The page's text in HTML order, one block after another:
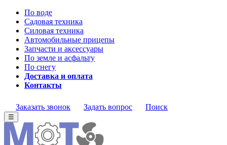
По воде
Садовая техника
Силовая техника
Автомобильные прицепы
Запчасти и аксессуары
По земле и асфальту
По снегу
Доставка и оплата
Контакты
Заказать звонок Задать вопрос Поиск
☰